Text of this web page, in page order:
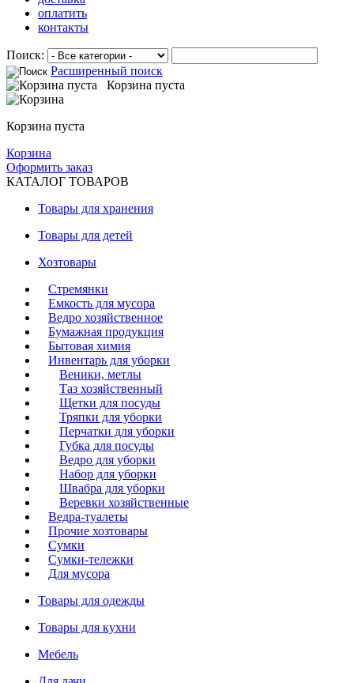
оплатить
контакты
Поиск:
Расширенный поиск
Корзина пуста
Корзина пуста
Корзина
Оформить заказ
КАТАЛОГ ТОВАРОВ
Товары для хранения
Товары для детей
Хозтовары
Стремянки
Емкость для мусора
Ведро хозяйственное
Бумажная продукция
Бытовая химия
Инвентарь для уборки
Веники, метлы
Таз хозяйственный
Щетки для посуды
Тряпки для уборки
Перчатки для уборки
Губка для посуды
Ведро для уборки
Набор для уборки
Швабра для уборки
Веревки хозяйственные
Ведра-туалеты
Прочие хозтовары
Сумки
Сумки-тележки
Для мусора
Товары для одежды
Товары для кухни
Мебель